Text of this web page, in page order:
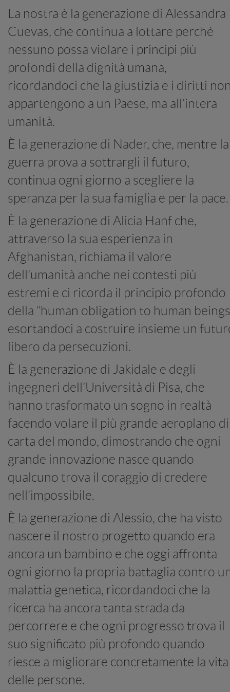
La nostra è la generazione di Alessandra
Cuevas, che continua a lottare perché
nessuno possa violare i principi più
profondi della dignità umana,
ricordandoci che la giustizia e i diritti
appartengono a un Paese, ma all’intera
umanità.
È la generazione di Nader, che, mentre la
guerra prova a sottrargli il futuro,
continua ogni giorno a scegliere la
speranza per la sua famiglia e per la pace.
È la generazione di Alicia Hanf che,
attraverso la sua esperienza in
Afghanistan, richiama il valore
dell’umanità anche nei contesti più
estremi e ci ricorda il principio profondo
della “human obligation to human
esortandoci a costruire insieme un
libero da persecuzioni.
È la generazione di Jakidale e degli
ingegneri dell’Università di Pisa, che
hanno trasformato un sogno in realtà
facendo volare il più grande aeroplano di
carta del mondo, dimostrando che ogni
grande innovazione nasce quando
qualcuno trova il coraggio di credere
nell’impossibile.
È la generazione di Alessio, che ha visto
nascere il nostro progetto quando era
ancora un bambino e che oggi affronta
ogni giorno la propria battaglia contro
malattia genetica, ricordandoci che la
ricerca ha ancora tanta strada da
percorrere e che ogni progresso trova il
suo significato più profondo quando
riesce a migliorare concretamente la vita
delle persone.